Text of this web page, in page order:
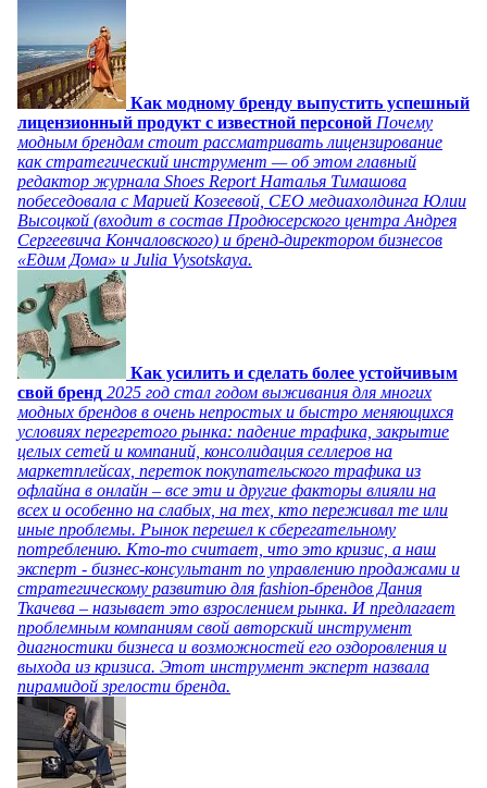
Как модному бренду выпустить успешный
лицензионный продукт с известной персоной Почему
модным брендам стоит рассматривать лицензирование
как стратегический инструмент — об этом главный
редактор журнала Shoes Report Наталья Тимашова
побеседовала с Марией Козеевой, СЕО медиахолдинга Юлии
Высоцкой (входит в состав Продюсерского центра Андрея
Сергеевича Кончаловского) и бренд-директором бизнесов
«Едим Дома» и Julia Vysotskaya.
Как усилить и сделать более устойчивым
свой бренд 2025 год стал годом выживания для многих
модных брендов в очень непростых и быстро меняющихся
условиях перегретого рынка: падение трафика, закрытие
целых сетей и компаний, консолидация селлеров на
маркетплейсах, переток покупательского трафика из
офлайна в онлайн – все эти и другие факторы влияли на
всех и особенно на слабых, на тех, кто переживал те или
иные проблемы. Рынок перешел к сберегательному
потреблению. Кто-то считает, что это кризис, а наш
эксперт - бизнес-консультант по управлению продажами и
стратегическому развитию для fashion-брендов Дания
Ткачева – называет это взрослением рынка. И предлагает
проблемным компаниям свой авторский инструмент
диагностики бизнеса и возможностей его оздоровления и
выхода из кризиса. Этот инструмент эксперт назвала
пирамидой зрелости бренда.